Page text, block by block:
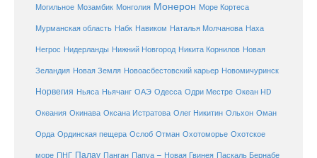
Могильное Мозамбик Монголия Монерон Море Кортеса
Мурманская область Набк Навиком Наталья Молчанова Наха
Негрос Нидерланды Нижний Новгород Никита Корнилов Новая
Зеландия Новая Земля Новоасбестовский карьер Новомичуринск
Норвегия Ньяса Ньячанг ОАЭ Одесса Одри Местре Океан HD
Океания Окинава Оксана Истратова Олег Никитин Ольхон Оман
Орда Ординская пещера Ослоб Отман Охотоморье Охотское
море ПНГ Палау Панган Папуа – Новая Гвинея Паскаль Бернабе